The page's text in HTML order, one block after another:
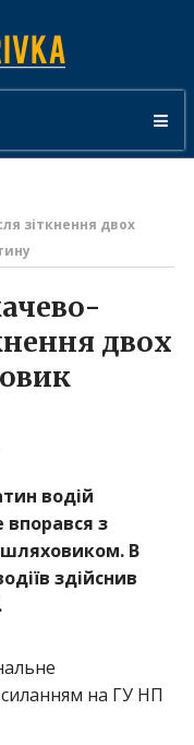
зіткнення двох
двох
водій
впорався з
В
здійснив
на ГУ НП